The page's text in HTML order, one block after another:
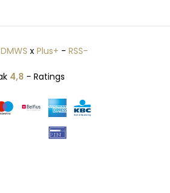
DMWS xPlus+ -RSS-
4,8 - Ratings